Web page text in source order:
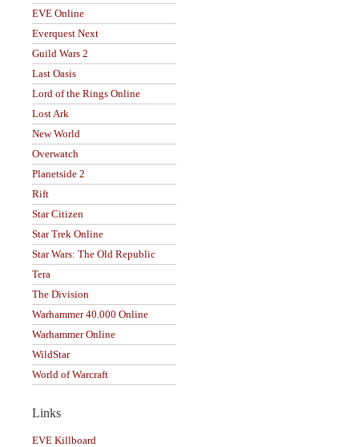
EVE Online
Everquest Next
Guild Wars 2
Last Oasis
Lord of the Rings Online
Lost Ark
New World
Overwatch
Planetside 2
Rift
Star Citizen
Star Trek Online
Star Wars: The Old Republic
Tera
The Division
Warhammer 40.000 Online
Warhammer Online
WildStar
World of Warcraft
Links
EVE Killboard